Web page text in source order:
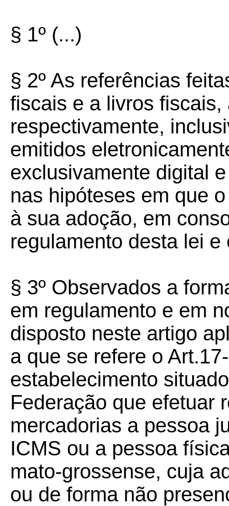
§ 1º (...)
§ 2º As referências
fiscais e a livros fiscais,
respectivamente,
emitidos
exclusivamente digital
nas hipóteses em que
à sua adoção, em
regulamento desta lei
§ 3º Observados a
em regulamento e em
disposto neste artigo
a que se refere o
estabelecimento
Federação que efetuar
mercadorias a pessoa
ICMS ou a pessoa
mato-grossense, cuja
ou de forma não